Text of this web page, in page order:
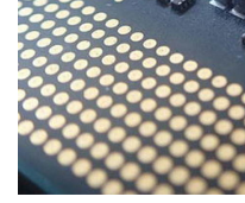
Enterprise Digital
特集